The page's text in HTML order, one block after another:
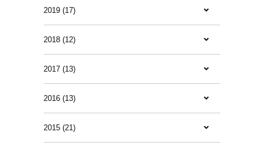
2019 (17)
2018 (12)
2017 (13)
2016 (13)
2015 (21)